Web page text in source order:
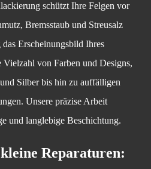
schützt Ihre Felgen vor
Bremsstaub und Streusalz
Erscheinungsbild Ihres
Vielzahl von Farben und Designs,
Silber bis hin zu auffälligen
Unsere präzise Arbeit
und langlebige Beschichtung.
Reparaturen: